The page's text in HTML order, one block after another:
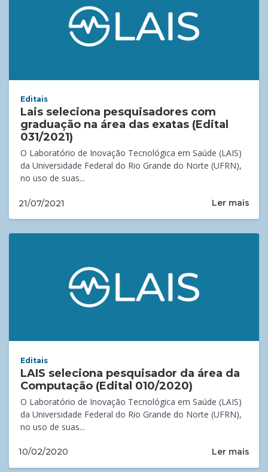
Editais
Lais seleciona pesquisadores com
graduação na área das exatas (Edital
031/2021)
O Laboratório de Inovação Tecnológica em Saúde (LAIS)
da Universidade Federal do Rio Grande do Norte (UFRN),
no uso de suas...
21/07/2021 Ler mais
Editais
LAIS seleciona pesquisador da área da
Computação (Edital 010/2020)
O Laboratório de Inovação Tecnológica em Saúde (LAIS)
da Universidade Federal do Rio Grande do Norte (UFRN),
no uso de suas...
10/02/2020 Ler mais